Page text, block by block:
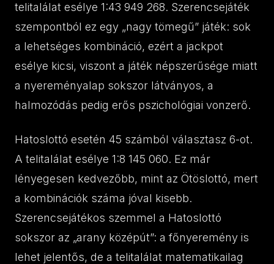
telitalálat esélye 1:43 949 268. Szerencsejáték
szempontból ez egy „nagy tömegű” játék: sok
a lehetséges kombináció, ezért a jackpot
esélye kicsi, viszont a játék népszerűsége miatt
a nyereményalap sokszor látványos, a
halmozódás pedig erős pszichológiai vonzerő.
Hatoslottó esetén 45 számból választasz 6-ot.
A telitalálat esélye 1:8 145 060. Ez már
lényegesen kedvezőbb, mint az Ötöslottó, mert
a kombinációk száma jóval kisebb.
Szerencsejátékos szemmel a Hatoslottó
sokszor az „arany középút”: a főnyeremény is
lehet jelentős, de a telitalálat matematikailag